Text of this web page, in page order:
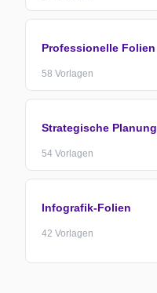
Professionelle Folien
58 Vorlagen
Strategische Planung
54 Vorlagen
Infografik-Folien
42 Vorlagen